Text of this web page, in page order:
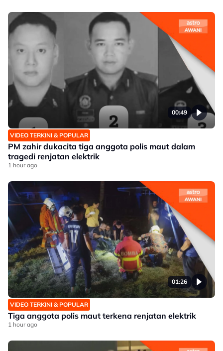
00:49
VIDEO TERKINI & POPULAR
PM zahir dukacita tiga anggota polis maut dalam
tragedi renjatan elektrik
1 hour ago
01:26
VIDEO TERKINI & POPULAR
Tiga anggota polis maut terkena renjatan elektrik
1 hour ago